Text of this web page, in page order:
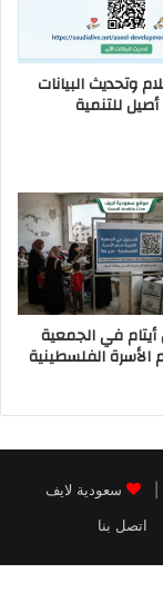
وتحديث البيانات
للتنمية
في الجمعية
الأسرة الفلسطينية
سعودية لايف
اتصل بنا